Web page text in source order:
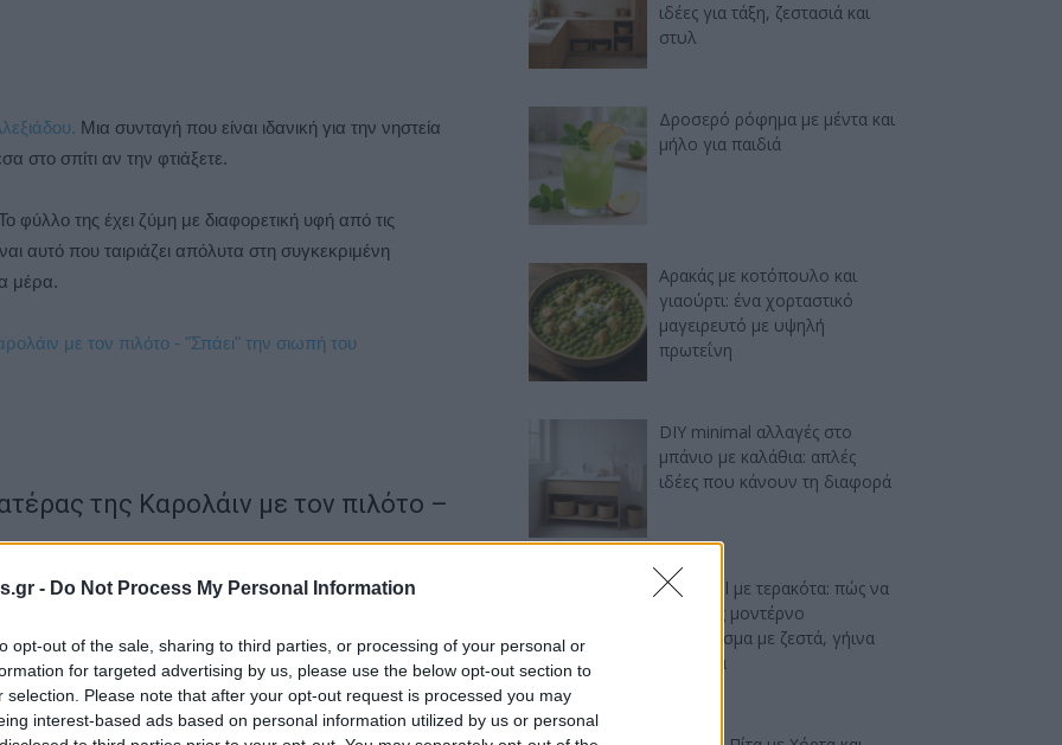
- Do Not Process My Personal Information
opt-out of the sale, sharing to third parties, or processing of your personal or
for targeted advertising by us, please use the below opt-out section to
selection. Please note that after your opt-out request is processed you may
interest-based ads based on personal information utilized by us or personal
Μια συνταγή που είναι ιδανική για την νηστεία
στο σπίτι αν την φτιάξετε.
φύλλο της έχει ζύμη με διαφορετική υφή από τις
αυτό που ταιριάζει απόλυτα στη συγκεκριμένη
μέρα.
της Καρολάιν με τον πιλότο –
ιδέες για τάξη, ζεστασιά και
στυλ
Δροσερό ρόφημα με μέντα και
μήλο για παιδιά
Αρακάς με κοτόπουλο και
γιαούρτι: ένα χορταστικό
μαγειρευτό με υψηλή
πρωτεΐνη
DIY minimal αλλαγές στο
μπάνιο με καλάθια: απλές
ιδέες που κάνουν τη διαφορά
Industrial με τερακότα: πώς να
πετύχεις μοντέρνο
αποτέλεσμα με ζεστά, γήινα
χρώματα